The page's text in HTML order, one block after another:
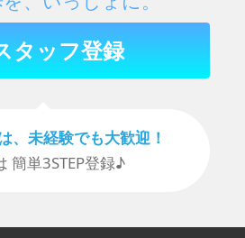
希望の対応が受けられな
ます。予めご了承下さ
タッフ登録
、未経験でも⼤歓迎！
簡単3STEP登録♪